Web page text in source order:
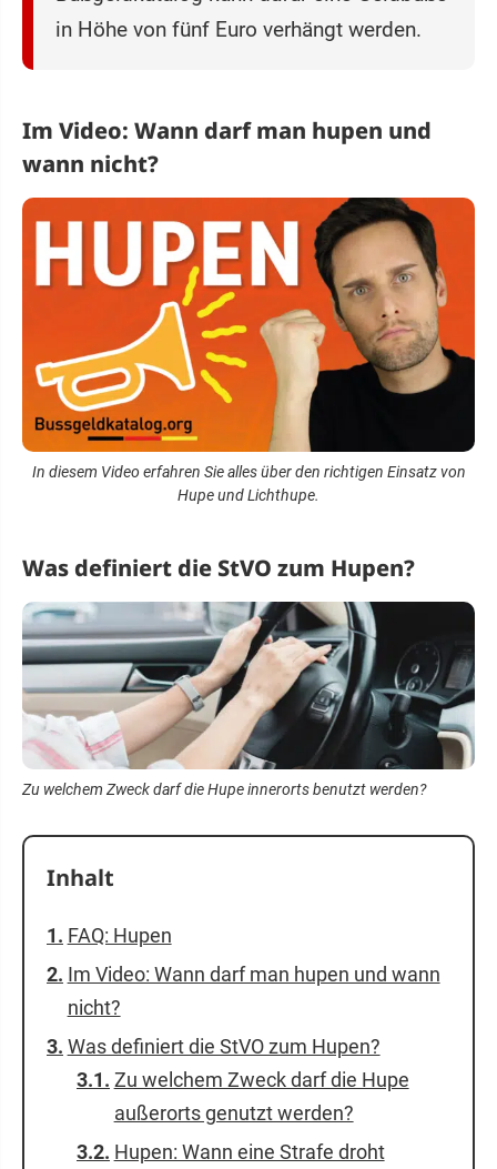
in Höhe von fünf Euro verhängt werden.
Im Video: Wann darf man hupen und
wann nicht?
In diesem Video erfahren Sie alles über den richtigen Einsatz von
Hupe und Lichthupe.
Was definiert die StVO zum Hupen?
Zu welchem Zweck darf die Hupe innerorts benutzt werden?
Inhalt
FAQ: Hupen
Im Video: Wann darf man hupen und wann
nicht?
Was definiert die StVO zum Hupen?
Zu welchem Zweck darf die Hupe
außerorts genutzt werden?
Hupen: Wann eine Strafe droht